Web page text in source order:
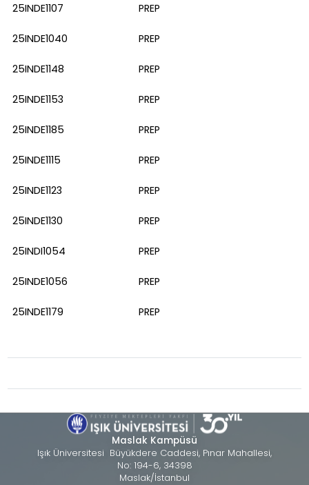
25INDE1107 PREP
25INDE1040 PREP
25INDE1148 PREP
25INDE1153 PREP
25INDE1185 PREP
25INDE1115 PREP
25INDE1123 PREP
25INDE1130 PREP
25INDI1054 PREP
25INDE1056 PREP
25INDE1179 PREP
Maslak Kampüsü
Işık Üniversitesi Büyükdere Caddesi, Pınar Mahallesi,
No: 194-6, 34398
Maslak/İstanbul